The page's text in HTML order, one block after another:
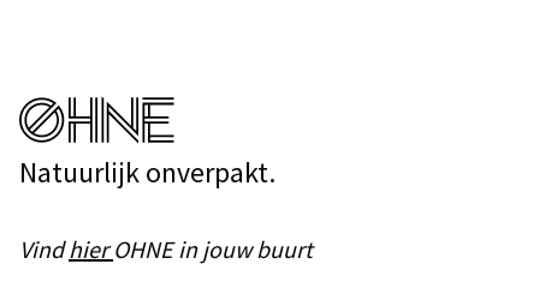
Natuurlijk onverpakt.
VindhierOHNE in jouw buurt